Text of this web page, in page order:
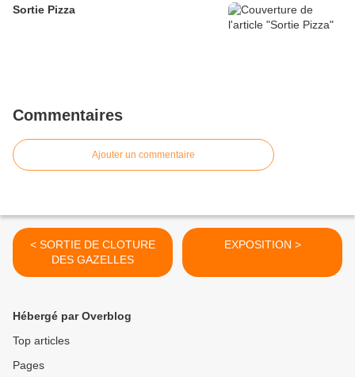
Sortie Pizza
Commentaires
Ajouter un commentaire
< SORTIE DE CLOTURE
DES GAZELLES
EXPOSITION >
Hébergé par Overblog
Top articles
Pages